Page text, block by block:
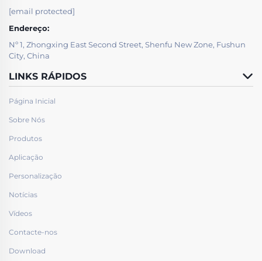
[email protected]
Endereço:
Nº 1, Zhongxing East Second Street, Shenfu New Zone, Fushun
City, China
LINKS RÁPIDOS
Página Inicial
Sobre Nós
Produtos
Aplicação
Personalização
Notícias
Vídeos
Contacte-nos
Download